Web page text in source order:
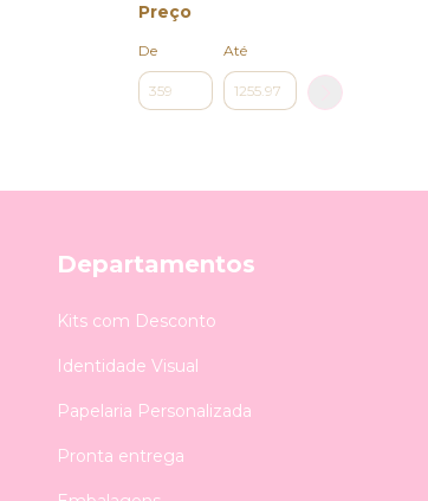
Preço
De Até
Departamentos
Kits com Desconto
Identidade Visual
Papelaria Personalizada
Pronta entrega